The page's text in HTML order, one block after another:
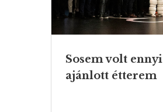
Sosem volt ennyi
ajánlott étterem